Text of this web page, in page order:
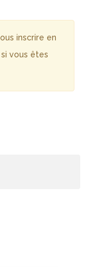
inscrire en
si vous êtes